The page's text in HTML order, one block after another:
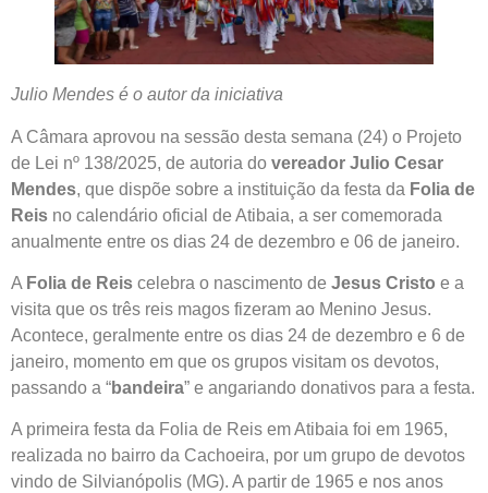
Julio Mendes é o autor da iniciativa
A Câmara aprovou na sessão desta semana (24) o Projeto
de Lei nº 138/2025, de autoria do vereador Julio Cesar
Mendes, que dispõe sobre a instituição da festa da Folia de
Reis no calendário oficial de Atibaia, a ser comemorada
anualmente entre os dias 24 de dezembro e 06 de janeiro.
A Folia de Reis celebra o nascimento de Jesus Cristo e a
visita que os três reis magos fizeram ao Menino Jesus.
Acontece, geralmente entre os dias 24 de dezembro e 6 de
janeiro, momento em que os grupos visitam os devotos,
passando a “bandeira” e angariando donativos para a festa.
A primeira festa da Folia de Reis em Atibaia foi em 1965,
realizada no bairro da Cachoeira, por um grupo de devotos
vindo de Silvianópolis (MG). A partir de 1965 e nos anos